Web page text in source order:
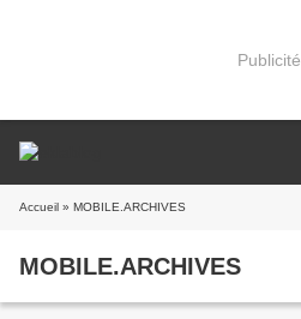
Publicité
Accueil » MOBILE.ARCHIVES
MOBILE.ARCHIVES